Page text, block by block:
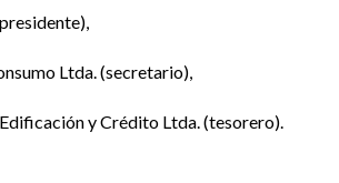
Ltda. (secretario),
y Crédito Ltda. (tesorero).